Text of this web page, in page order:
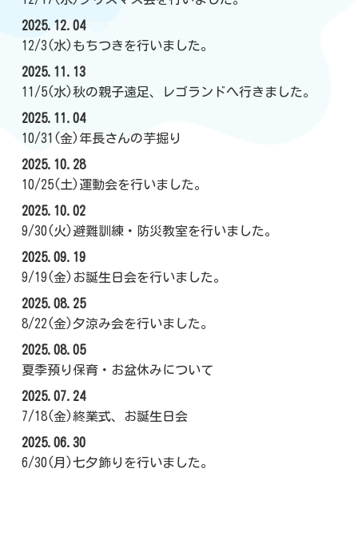
2025.12.04
12/3(水)もちつきを行いました。
2025.11.13
11/5(水)秋の親子遠足、レゴランドへ行きました。
2025.11.04
10/31(金)年長さんの芋掘り
2025.10.28
10/25(土)運動会を行いました。
2025.10.02
9/30(火)避難訓練・防災教室を行いました。
2025.09.19
9/19(金)お誕生日会を行いました。
2025.08.25
8/22(金)夕涼み会を行いました。
2025.08.05
夏季預り保育・お盆休みについて
2025.07.24
7/18(金)終業式、お誕生日会
2025.06.30
6/30(月)七夕飾りを行いました。